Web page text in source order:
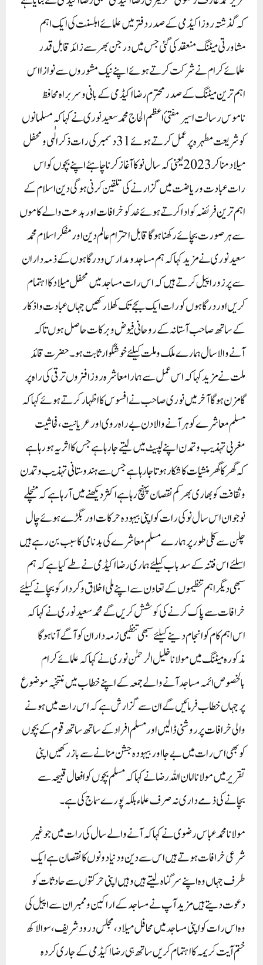
کہ گذشتہ روز اکیڈمی کے صدر دفتر میں علمائے اہلسنت کی ایک اہم
مشاورتی میٹنگ منعقد کی گئی جس میں درجن بھر سے زائد قابل قدر
علمائے کرام نے شرکت کر تے ہوئے اپنے نیک مشوروں سے نوازا اس
اہم ترین میٹنگ کے صدر محترم رضااکیڈمی کے بانی و سربراہ محافظ
ناموس رسالت اسیر مفتئ اعظم الحاج محمد سعید نوری نے کہا کہ مسلمانوں
کو شریعت مطہرہ پر عمل کرتے ہوئے 31دسمبر کی رات ذکر الٰہی و محفل
میلاد مناکر 2023یعنی کہ سال نو کا آغاز کرنا چاہئے ا پنے بچوں کو اس
رات عبادت و ریاضت میں گزارنے کی تلقین کرنی ہوگی دین اسلام کے
اہم ترین فریضہ کو ادا کر تے ہوئے خد کو خرافات اور بد عت والے کاموں
سے ہر صورت بچائے رکھنا ہوگا قابل احترام عالم دین اور مفکر اسلام محمد
سعید نوری نے مزید کہا کہ ہم مساجد و مدارس و درگاہوں کے ذمہ داران
سے پرزور اپیل کرتے ہیں کہ اس رات مساجد میں محفل میلاد کا اہتمام
کریں اور درگاہوں کو رات ایک بجے تک کھلا رکھیں جہاں عبادت و اذکار
کے ساتھ صاحب آستانہ کے روحانی فیوض وبرکات حاصل ہوں تاکہ
آنے والا سال ہمارے ملک و ملت کیلئے خوشگوار ثابت ہو۔حضرت قائد
ملت نے مزید کہا کہ اس عمل سے ہمارا معاشرہ روز افزوں ترقی کی راہ پر
گامزن ہوگا آخر میں نوری صاحب نے افسوس کا اظہار کرتے ہوئے کہا کہ
مسلم معاشرے کو ہر آنے والا دن بے راہ روی اور عریانیت،فحاشیت
مغربی تہذیب و تمدن اپنے لپیٹ میں لیتے جارہا ہے جس کا اثر یہ ہورہا ہے
کہ گھر کا گھر منشیات کا شکار ہوتا جارہا ہے جس سے ہندوستانی تہذیب و تمدن
و ثقافت کو بھاری بھرکم نقصان پہنچ رہاہے اکثر دیکھنے میں آرہا ہے کہ منچلے
نوجوان اس سال نو کی رات کو اپنی بیہودہ حرکات اور بگڑے ہوئے چال
چلن سے کلی طور پر ہمارے مسلم معاشرے کی بدنامی کا سبب بن رہے ہیں
اسلئے اس فتنہ کے سدباب کیلئے ہماری رضااکیڈمی نے طے کیا ہے کہ ہم
سبھی دیگر اہم تنظیموں کے تعاون سے اپنے ملی اخلاق و کردار کو بچانے کیلئے
خرافات سے پاک کرنے کی کوشش کریں گے محمد سعید نوری نے کہا کہ
اس اہم کام کو انجام دینے کیلئے سبھی تنظیمی زمہ دار ان کو آگے آنا ہوگا
مذکورہ میٹنگ میں مولانا خلیل الرحمٰن نوری نے کہا کہ علمائے کرام
بالخصوص ائمہ مساجد آنے والے جمعہ کے اپنے خطاب میں منتخبہ موضوع
پر جہاں خطاب فرمائیں گے ان سے گزارش ہے کہ اس رات میں ہونے
والی خرافات پر روشنی ڈالیں اور مسلم افراد کے ساتھ ساتھ قوم کے بچوں
کو بھی اس رات میں بےجا اور بیہودہ جشن منانے سے باز رکھیں اپنی
تقریر میں مولانا امان اللہ رضا نے کہا کہ مسلم بچوں کو افعال قبیحہ سے
بچانے کی ذمے داری نہ صرف علماء بلکہ پورے سماج کی ہے۔
مولانا محمد عباس رضوی نے کہا کہ آنے والے سال کی رات میں جو غیر
شرعی خرافات ہوتے ہیں اس سے دین و دنیا دونوں کا نقصان ہے ایک
طرف جہاں وہ اپنے سر گناہ لیتے ہیں وہیں اپنی حرکتوں سے حادثات کو
دعوت دیتے ہیں مزید آپ نے مساجد کے اراکین و ممبران سے اپیل کی
وہ اس رات کو اپنی مساجد میں محافل میلاد،مجلس درود شریف،سوا لاکھ
ختم آیت کریمہ کا اہتمام کریں ساتھ ہی رضا اکیڈمی کے جاری کردہ